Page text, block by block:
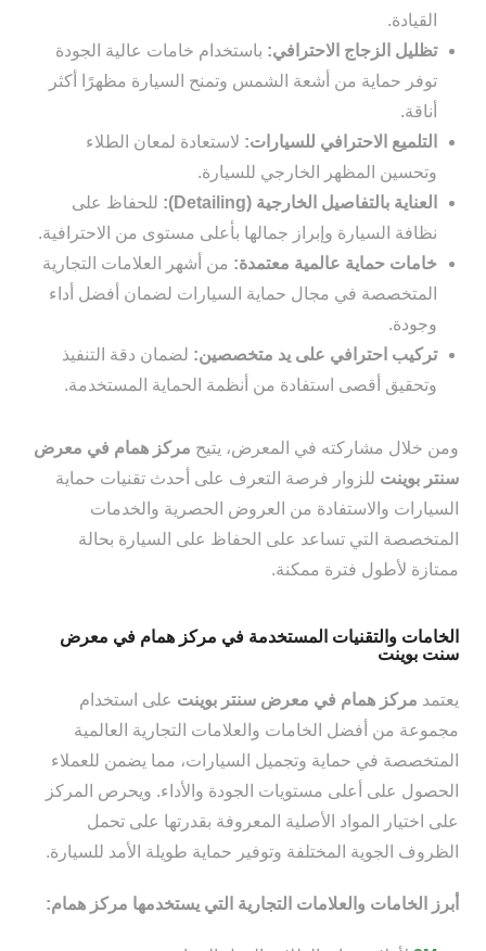
القيادة.
تظليل الزجاج الاحترافي: باستخدام خامات عالية الجودة
توفر حماية من أشعة الشمس وتمنح السيارة مظهرًا أكثر
أناقة.
التلميع الاحترافي للسيارات: لاستعادة لمعان الطلاء
وتحسين المظهر الخارجي للسيارة.
العناية بالتفاصيل الخارجية (Detailing):
للحفاظ على
نظافة السيارة وإبراز جمالها بأعلى مستوى من الاحترافية.
خامات حماية عالمية معتمدة: من أشهر العلامات التجارية
المتخصصة في مجال حماية السيارات لضمان أفضل أداء
وجودة.
تركيب احترافي على يد متخصصين: لضمان دقة التنفيذ
وتحقيق أقصى استفادة من أنظمة الحماية المستخدمة.
ومن خلال مشاركته في المعرض، يتيح مركز همام في معرض
سنتر بوينت للزوار فرصة التعرف على أحدث تقنيات حماية
السيارات والاستفادة من العروض الحصرية والخدمات
المتخصصة التي تساعد على الحفاظ على السيارة بحالة
ممتازة لأطول فترة ممكنة.
الخامات والتقنيات المستخدمة في مركز همام في معرض
سنت بوينت
يعتمد مركز همام في معرض سنتر بوينت على استخدام
مجموعة من أفضل الخامات والعلامات التجارية العالمية
المتخصصة في حماية وتجميل السيارات، مما يضمن للعملاء
الحصول على أعلى مستويات الجودة والأداء. ويحرص المركز
على اختيار المواد الأصلية المعروفة بقدرتها على تحمل
الظروف الجوية المختلفة وتوفير حماية طويلة الأمد للسيارة.
أبرز الخامات والعلامات التجارية التي يستخدمها مركز همام: